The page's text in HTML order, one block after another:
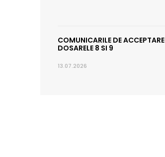
COMUNICARILE DE ACCEPTARE
DOSARELE 8 SI 9
13.07.2026